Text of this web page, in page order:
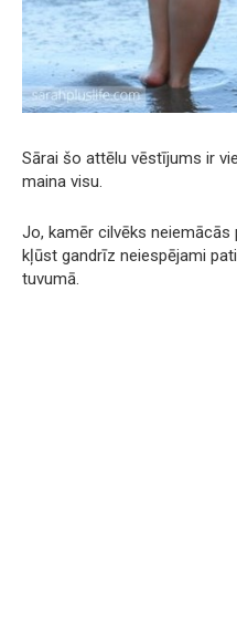
Sārai šo attēlu vēstījums ir
maina visu.
Jo, kamēr cilvēks
kļūst gandrīz neiespējami
tuvumā.